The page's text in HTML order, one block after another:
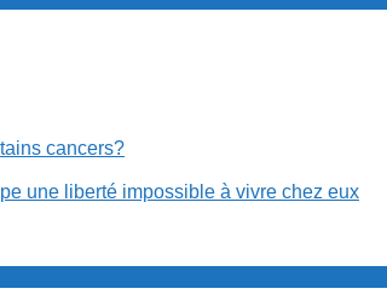
cancers?
une liberté impossible à vivre chez eux